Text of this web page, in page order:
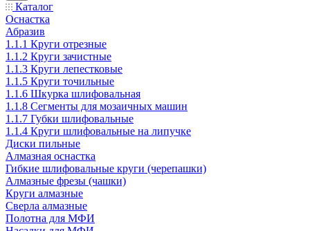
Каталог
Оснастка
Абразив
1.1.1 Круги отрезные
1.1.2 Круги зачистные
1.1.3 Круги лепестковые
1.1.5 Круги точильные
1.1.6 Шкурка шлифовальная
1.1.8 Сегменты для мозаичных машин
1.1.7 Губки шлифовальные
1.1.4 Круги шлифовальные на липучке
Диски пильные
Алмазная оснастка
Гибкие шлифовальные круги (черепашки)
Алмазные фрезы (чашки)
Круги алмазные
Сверла алмазные
Полотна для МФИ